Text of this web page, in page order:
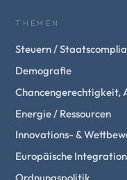
THEMEN
Steuern /
Demografie
Chancengerechtigkeit,
Energie / Ressourcen
Innovations- &
Europäische Integration